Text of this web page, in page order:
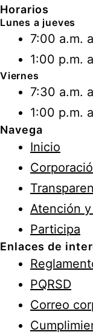
Horarios
Lunes a jueves
7:00 a.m.
1:00 p.m.
Viernes
7:30 a.m.
1:00 p.m.
Navega
Inicio
Atención
Participa
Enlaces de
PQRSD
Correo